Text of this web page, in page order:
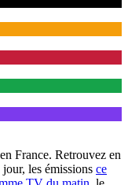
France. Retrouvez en
les émissions ce